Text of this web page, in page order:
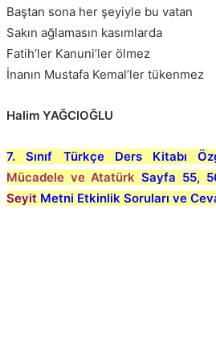
Baştan sona her şeyiyle bu vatan
Sakın ağlamasın kasımlarda
Fatih’ler Kanuni’ler ölmez
İnanın Mustafa Kemal’ler tükenmez
Halim YAĞCIOĞLU
7. Sınıf Türkçe Ders Kitabı
Mücadele ve Atatürk Sayfa 55,
Seyit Metni Etkinlik Soruları ve